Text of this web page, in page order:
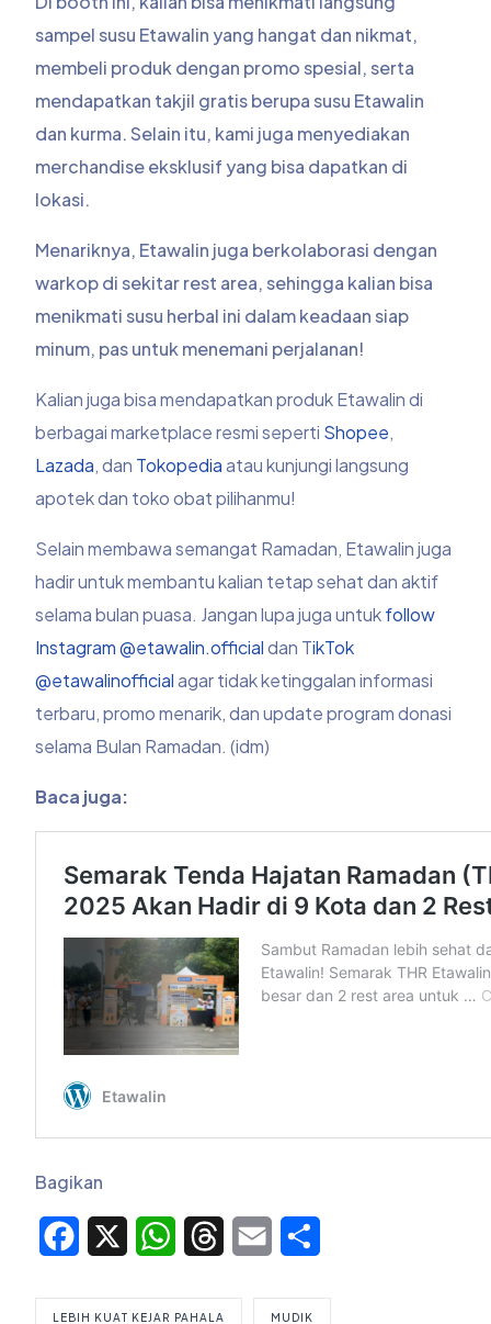
sampel susu Etawalin yang hangat dan nikmat,
membeli produk dengan promo spesial, serta
mendapatkan takjil gratis berupa susu Etawalin
dan kurma. Selain itu, kami juga menyediakan
merchandise eksklusif yang bisa dapatkan di
lokasi.
Menariknya, Etawalin juga berkolaborasi dengan
warkop di sekitar rest area, sehingga kalian bisa
menikmati susu herbal ini dalam keadaan siap
minum, pas untuk menemani perjalanan!
Kalian juga bisa mendapatkan produk Etawalin di
berbagai marketplace resmi seperti Shopee,
Lazada, dan Tokopediaatau kunjungi langsung
apotek dan toko obat pilihanmu!
Selain membawa semangat Ramadan, Etawalin juga
hadir untuk membantu kalian tetap sehat dan aktif
selama bulan puasa. Jangan lupa juga untukfollow
Instagram @etawalin.officialdan TikTok
@etawalinofficialagar tidak ketinggalan informasi
terbaru, promo menarik, dan update program donasi
selama Bulan Ramadan. (idm)
Baca juga:
Bagikan
Facebook WhatsAppThreadsEmail
LEBIH KUAT KEJAR PAHALA MUDIK